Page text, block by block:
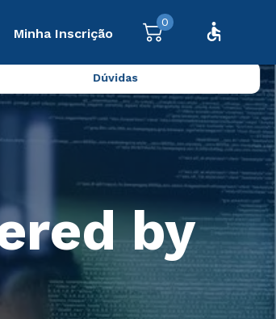
Minha Inscrição
0
Dúvidas
by